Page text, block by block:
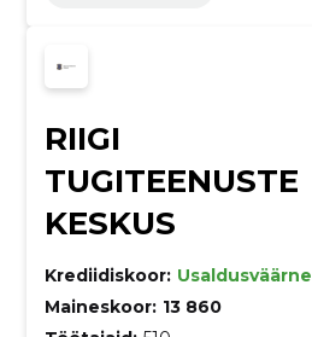
RIIGI
TUGITEENUSTE
KESKUS
Krediidiskoor: Usaldusväärne
Maineskoor: 13 860